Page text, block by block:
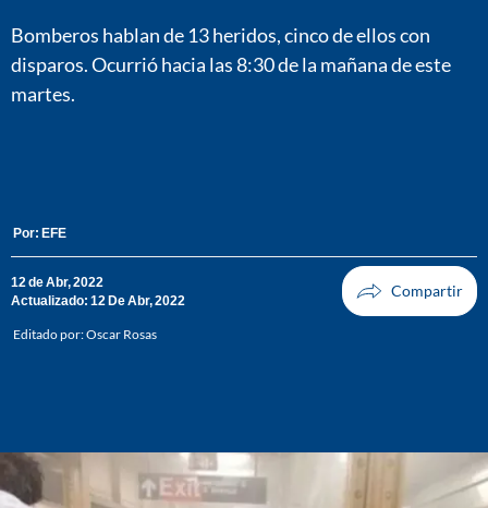
Bomberos hablan de 13 heridos, cinco de ellos con
disparos. Ocurrió hacia las 8:30 de la mañana de este
martes.
Por: EFE
12 de Abr, 2022
Actualizado: 12 De Abr, 2022
Editado por:Oscar Rosas